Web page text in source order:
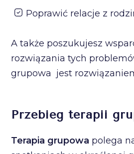
Poprawić relacje z
A także poszukujesz
rozwiązania tych
grupowa jest
Przebieg terapii
Terapia grupowa polega